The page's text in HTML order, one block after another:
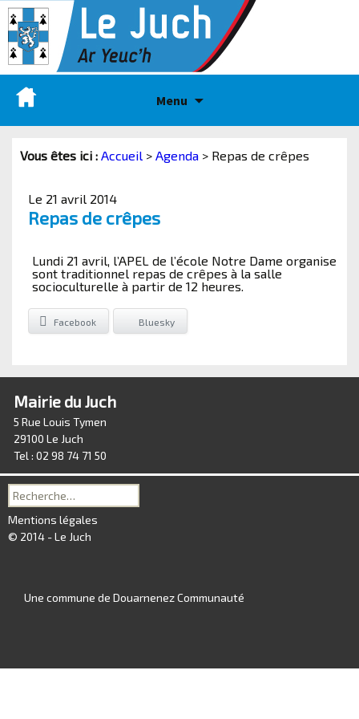
Menu
Vous êtes ici : Accueil > Agenda > Repas de crêpes
Le 21 avril 2014
Repas de crêpes
Lundi 21 avril, l’APEL de l’école Notre Dame organise
sont traditionnel repas de crêpes à la salle
socioculturelle à partir de 12 heures.
Facebook Bluesky
Mairie du Juch
5 Rue Louis Tymen
29100 Le Juch
Tel : 02 98 74 71 50
Recherche
pour :
Mentions légales
© 2014 - Le Juch
Une commune de Douarnenez Communauté